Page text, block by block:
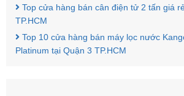
Top cửa hàng bán cân điện tử 2 tấn giá
TP.HCM
Top 10 cửa hàng bán máy lọc nước
Platinum tại Quận 3 TP.HCM